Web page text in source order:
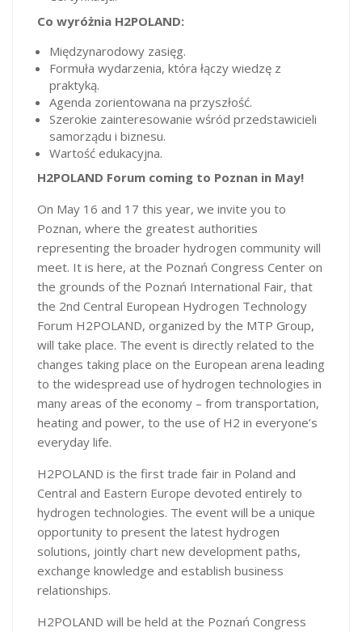
Co wyróżnia H2POLAND:
Międzynarodowy zasięg.
Formuła wydarzenia, która łączy wiedzę z
praktyką.
Agenda zorientowana na przyszłość.
Szerokie zainteresowanie wśród przedstawicieli
samorządu i biznesu.
Wartość edukacyjna.
H2POLAND Forum coming to Poznan in May!
On May 16 and 17 this year, we invite you to
Poznan, where the greatest authorities
representing the broader hydrogen community will
meet. It is here, at the Poznań Congress Center on
the grounds of the Poznań International Fair, that
the 2nd Central European Hydrogen Technology
Forum H2POLAND, organized by the MTP Group,
will take place. The event is directly related to the
changes taking place on the European arena leading
to the widespread use of hydrogen technologies in
many areas of the economy – from transportation,
heating and power, to the use of H2 in everyone’s
everyday life.
H2POLAND is the first trade fair in Poland and
Central and Eastern Europe devoted entirely to
hydrogen technologies. The event will be a unique
opportunity to present the latest hydrogen
solutions, jointly chart new development paths,
exchange knowledge and establish business
relationships.
H2POLAND will be held at the Poznań Congress